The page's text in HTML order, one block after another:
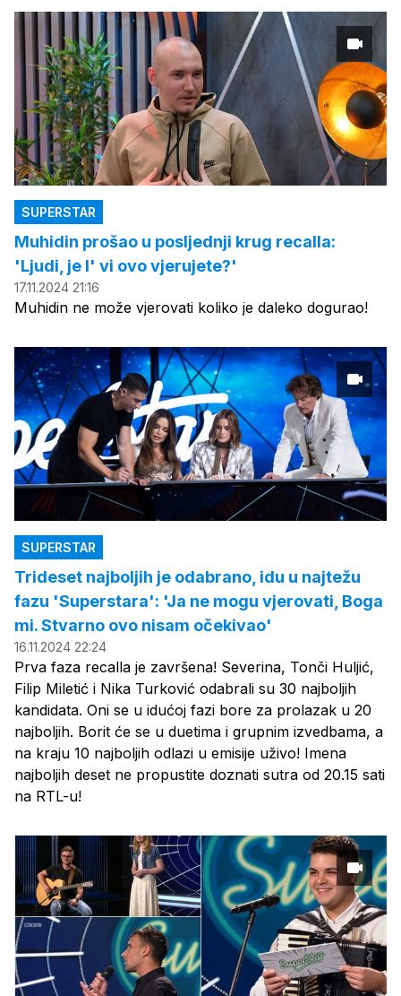
SUPERSTAR
Muhidin prošao u posljednji krug recalla:
'Ljudi, je l' vi ovo vjerujete?'
17.11.2024 21:16
Muhidin ne može vjerovati koliko je daleko dogurao!
SUPERSTAR
Trideset najboljih je odabrano, idu u najtežu
fazu 'Superstara': 'Ja ne mogu vjerovati, Boga
mi. Stvarno ovo nisam očekivao'
16.11.2024 22:24
Prva faza recalla je završena! Severina, Tonči Huljić,
Filip Miletić i Nika Turković odabrali su 30 najboljih
kandidata. Oni se u idućoj fazi bore za prolazak u 20
najboljih. Borit će se u duetima i grupnim izvedbama, a
na kraju 10 najboljih odlazi u emisije uživo! Imena
najboljih deset ne propustite doznati sutra od 20.15 sati
na RTL-u!